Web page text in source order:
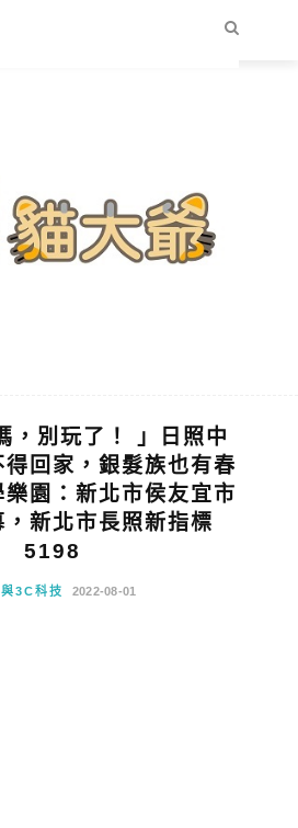
，別玩了！ 」日照中
回家，銀髮族也有春
園：新北市侯友宜市
，新北市長照新指標
5198
3C科技 2022-08-01